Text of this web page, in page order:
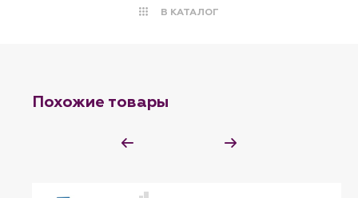
В КАТАЛОГ
Похожие товары